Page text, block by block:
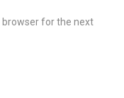
browser for the next